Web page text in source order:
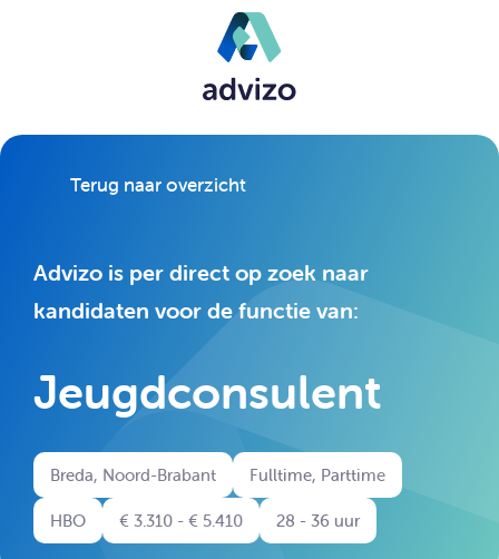
Terug naar overzicht
Advizo is per direct op zoek naar
kandidaten voor de functie van:
Jeugdconsulent
Breda, Noord-Brabant Fulltime, Parttime
HBO € 3.310 - € 5.410 28 - 36 uur